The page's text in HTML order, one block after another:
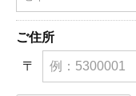
ご住所
〒